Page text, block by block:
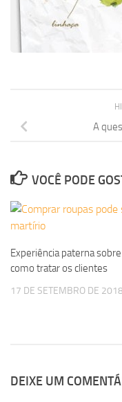
A
VOCÊ PODE
Experiência paterna sobre
como tratar os clientes
17 DE SETEMBRO DE 2018
DEIXE UM